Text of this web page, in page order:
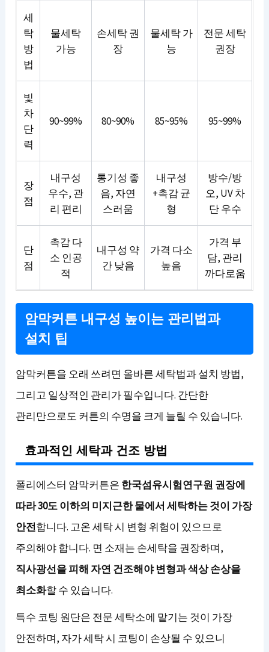
세
탁
방
법
물세탁
가능
손세탁 권
장
물세탁 가
능
전문 세탁
권장
빛
차
단
력
90~99% 80~90% 85~95% 95~99%
장
점
내구성
우수, 관
리 편리
통기성 좋
음, 자연
스러움
내구성
+촉감 균
형
방수/방
오, UV 차
단 우수
단
점
촉감 다
소 인공
적
내구성 약
간 낮음
가격 다소
높음
가격 부
담, 관리
까다로움
암막커튼 내구성 높이는 관리법과
설치 팁
암막커튼을 오래 쓰려면 올바른 세탁법과 설치 방법,
그리고 일상적인 관리가 필수입니다. 간단한
관리만으로도 커튼의 수명을 크게 늘릴 수 있습니다.
효과적인 세탁과 건조 방법
폴리에스터 암막커튼은 한국섬유시험연구원 권장에
따라 30도 이하의 미지근한 물에서 세탁하는 것이 가장
안전합니다. 고온 세탁 시 변형 위험이 있으므로
주의해야 합니다. 면 소재는 손세탁을 권장하며,
직사광선을 피해 자연 건조해야 변형과 색상 손상을
최소화할 수 있습니다.
특수 코팅 원단은 전문 세탁소에 맡기는 것이 가장
안전하며, 자가 세탁 시 코팅이 손상될 수 있으니